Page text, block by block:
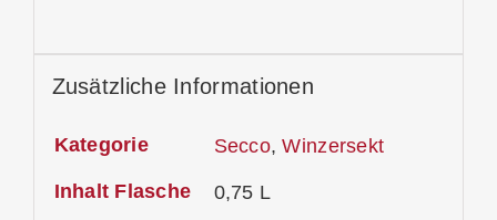
Zusätzliche Informationen
Kategorie Secco,Winzersekt
Inhalt Flasche
0,75 L